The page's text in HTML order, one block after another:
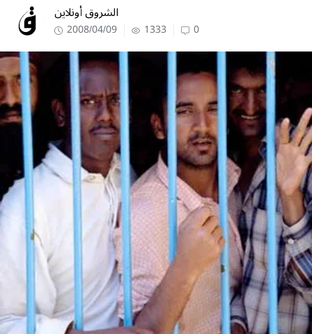
الشروق أونلاين
2008/04/09 1333 0